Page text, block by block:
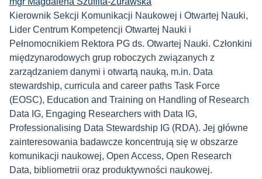
Kierownik Sekcji Komunikacji Naukowej i Otwartej Nauki,
Lider Centrum Kompetencji Otwartej Nauki i
Pełnomocnikiem Rektora PG ds. Otwartej Nauki. Członkini
międzynarodowych grup roboczych związanych z
zarządzaniem danymi i otwartą nauką, m.in. Data
stewardship, curricula and career paths Task Force
(EOSC), Education and Training on Handling of Research
Data IG, Engaging Researchers with Data IG,
Professionalising Data Stewardship IG (RDA). Jej główne
zainteresowania badawcze koncentrują się w obszarze
komunikacji naukowej, Open Access, Open Research
Data, bibliometrii oraz produktywności naukowej.